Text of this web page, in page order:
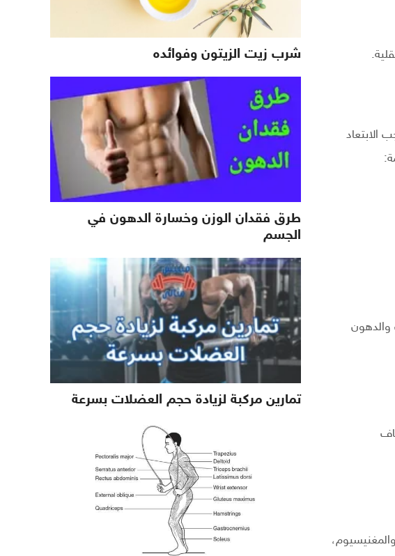
الابتعاد
والدهون
والمغنيسيوم،
شرب زيت الزيتون وفوائده
طرق فقدان الوزن وخسارة الدهون في
الجسم
تمارين مركبة لزيادة حجم العضلات بسرعة